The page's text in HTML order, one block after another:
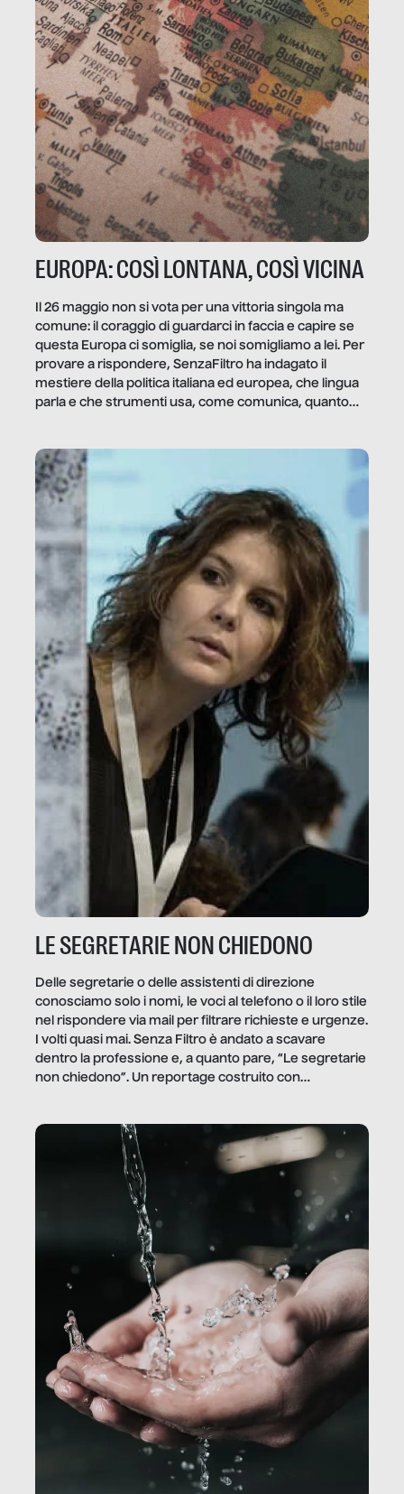
EUROPA: COSÌ LONTANA, COSÌ VICINA
Il 26 maggio non si vota per una vittoria singola ma
comune: il coraggio di guardarci in faccia e capire se
questa Europa ci somiglia, se noi somigliamo a lei. Per
provare a rispondere, SenzaFiltro ha indagato il
mestiere della politica italiana ed europea, che lingua
parla e che strumenti usa, come comunica, quanto
LE SEGRETARIE NON CHIEDONO
Delle segretarie o delle assistenti di direzione
conosciamo solo i nomi, le voci al telefono o il loro stile
nel rispondere via mail per filtrare richieste e urgenze.
I volti quasi mai. Senza Filtro è andato a scavare
dentro la professione e, a quanto pare, “Le segretarie
non chiedono”. Un reportage costruito con